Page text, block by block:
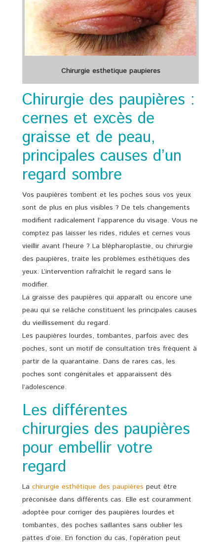
Chirurgie esthetique paupieres
Chirurgie des paupières :
cernes et excès de
graisse et de peau,
principales causes d’un
regard sombre
Vos paupières tombent et les poches sous vos yeux
sont de plus en plus visibles ? De tels changements
modifient radicalement l’apparence du visage. Vous ne
comptez pas laisser les rides, ridules et cernes vous
vieillir avant l’heure ? La blépharoplastie, ou chirurgie
des paupières, traite les problèmes esthétiques des
yeux. L’intervention rafraîchit le regard sans le
modifier.
La graisse des paupières qui apparaît ou encore une
peau qui se relâche constituent les principales causes
du vieillissement du regard.
Les paupières lourdes, tombantes, parfois avec des
poches, sont un motif de consultation très fréquent à
partir de la quarantaine. Dans de rares cas, les
poches sont congénitales et apparaissent dès
l’adolescence.
Les différentes
chirurgies des paupières
pour embellir votre
regard
La chirurgie esthétique des paupières peut être
préconisée dans différents cas. Elle est couramment
adoptée pour corriger des paupières lourdes et
tombantes, des poches saillantes sans oublier les
pattes d’oie. En fonction du cas, l’opération peut